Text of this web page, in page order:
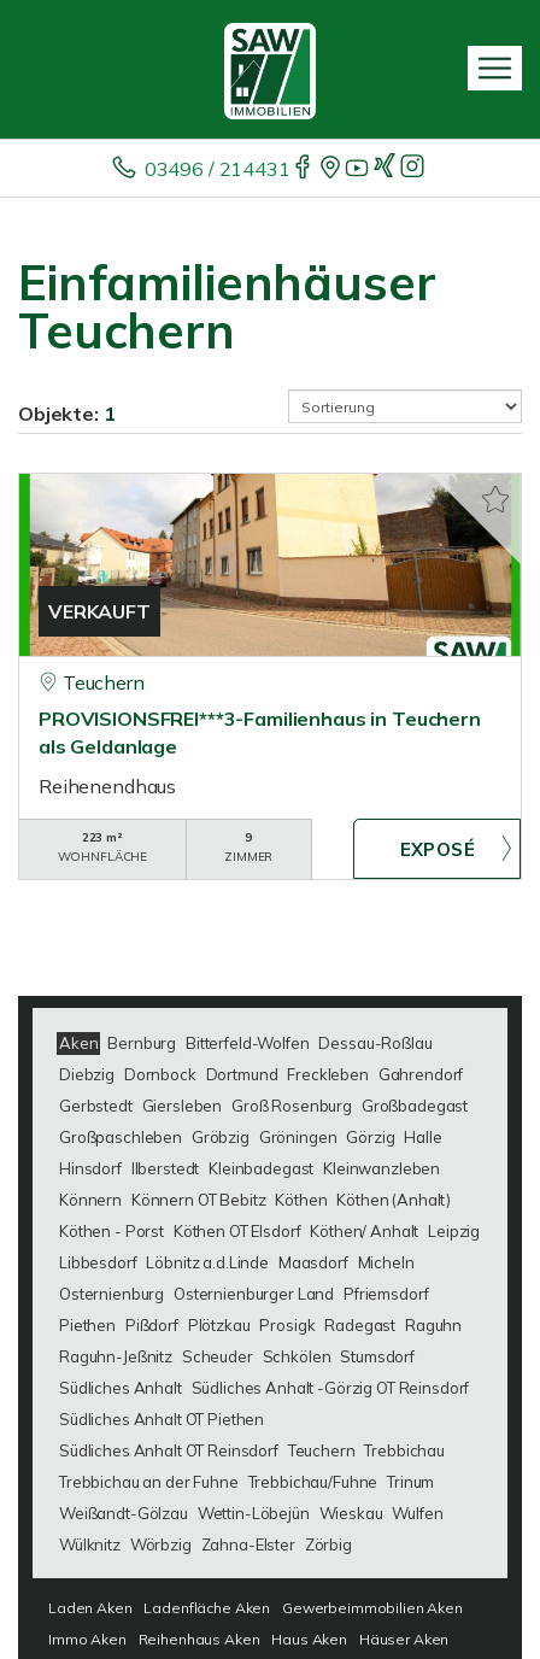
03496 / 214431
Einfamilienhäuser
Teuchern
Objekte: 1
VERKAUFT
Teuchern
PROVISIONSFREI***3-Familienhaus in Teuchern
als Geldanlage
Reihenendhaus
223 m²
WOHNFLÄCHE
9
ZIMMER
Aken Bernburg Bitterfeld-Wolfen Dessau-Roßlau
Diebzig
Dornbock Dortmund Freckleben
Gahrendorf
Gerbstedt Giersleben Groß Rosenburg
Großbadegast
Großpaschleben
Gröbzig Gröningen Görzig Halle
Hinsdorf Ilberstedt Kleinbadegast Kleinwanzleben
Könnern
Könnern OT Bebitz Köthen Köthen (Anhalt)
Köthen - Porst Köthen OT Elsdorf Köthen/ Anhalt Leipzig
Libbesdorf Löbnitz a.d.Linde Maasdorf Micheln
Osternienburg
Osternienburger Land
Pfriemsdorf
Piethen
Pißdorf Plötzkau Prosigk Radegast Raguhn
Raguhn-Jeßnitz Scheuder Schkölen Stumsdorf
Südliches Anhalt Südliches Anhalt -Görzig OT Reinsdorf
Südliches Anhalt OT Piethen
Südliches Anhalt OT Reinsdorf Teuchern Trebbichau
Trebbichau an der Fuhne Trebbichau/Fuhne Trinum
Weißandt-Gölzau Wettin-Löbejün Wieskau Wulfen
Wülknitz Wörbzig Zahna-Elster Zörbig
Laden Aken Ladenfläche Aken
Gewerbeimmobilien Aken
Immo Aken
Reihenhaus Aken Haus Aken
Häuser Aken